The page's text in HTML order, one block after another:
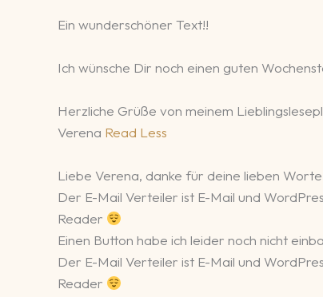
Ein wunderschöner Text!!
Ich wünsche Dir noch einen guten
Herzliche Grüße von meinem
Verena Read Less
Liebe Verena, danke für deine lieben Worte
Der E-Mail Verteiler ist E-Mail und
Reader
Einen Button habe ich leider noch nicht
Der E-Mail Verteiler ist E-Mail und
Reader